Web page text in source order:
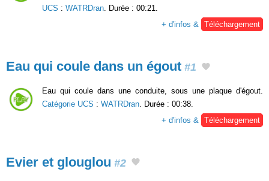
UCS : WATRDran . Durée : 00:21.
+ d'infos &
Téléchargement
Eau qui coule dans un égout #1
Eau qui coule dans une conduite, sous une plaque d'égout.
Catégorie UCS : WATRDran . Durée : 00:38.
+ d'infos &
Téléchargement
Evier et glouglou #2